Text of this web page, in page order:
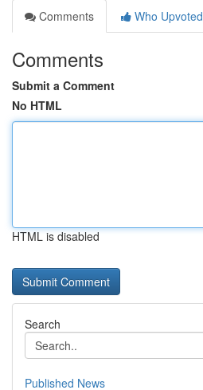
Comments
Who Upvoted
Comments
Submit a Comment
No HTML
HTML is disabled
Search
Published News